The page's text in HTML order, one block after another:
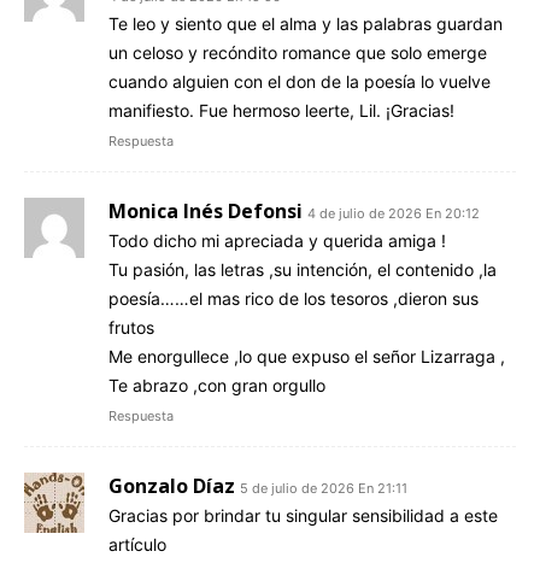
Te leo y siento que el alma y las palabras guardan
un celoso y recóndito romance que solo emerge
cuando alguien con el don de la poesía lo vuelve
manifiesto. Fue hermoso leerte, Lil. ¡Gracias!
Respuesta
Monica Inés Defonsi 4 de julio de 2026 En 20:12
Todo dicho mi apreciada y querida amiga !
Tu pasión, las letras ,su intención, el contenido ,la
poesía……el mas rico de los tesoros ,dieron sus
frutos
Me enorgullece ,lo que expuso el señor Lizarraga ,
Te abrazo ,con gran orgullo
Respuesta
Gonzalo Díaz 5 de julio de 2026 En 21:11
Gracias por brindar tu singular sensibilidad a este
artículo